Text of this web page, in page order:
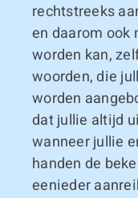
rechtstreeks
en daarom ook
worden kan,
woorden, die
worden
dat jullie altijd
wanneer jullie
handen de
eenieder